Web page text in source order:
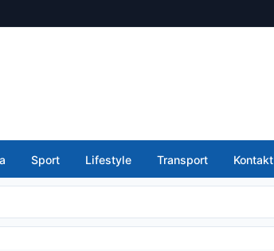
Sport Lifestyle Transport Kontakt